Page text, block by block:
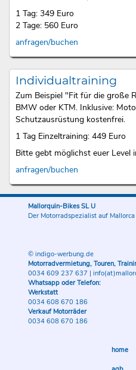
1 Tag: 349 Euro
2 Tage: 560 Euro
anfragen/buchen
Individualtraining
Zum Beispiel "Fit für die große
BMW oder KTM. Inklusive:
Schutzausrüstung kostenfrei.
1 Tag Einzeltraining: 449 Euro
Bitte gebt möglichst euer Level
anfragen/buchen
Mallorquin-Bikes SL U
Der Motorradspezialist auf Mallorca
© indigo-werbung.de
Motorradvermietung, Touren,
0034 609 237 637 |
Whatsapp oder Telefon:
Werkstatt
0034 608 670 186
Verkauf Motorräder
0034 608 670 186
home